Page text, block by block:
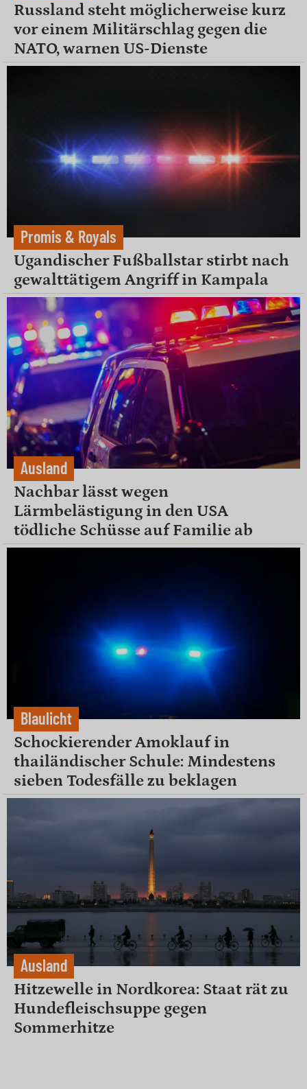
Russland steht möglicherweise kurz
vor einem Militärschlag gegen die
NATO, warnen US-Dienste
Promis & Royals
Ugandischer Fußballstar stirbt nach
gewalttätigem Angriff in Kampala
Ausland
Nachbar lässt wegen
Lärmbelästigung in den USA
tödliche Schüsse auf Familie ab
Blaulicht
Schockierender Amoklauf in
thailändischer Schule: Mindestens
sieben Todesfälle zu beklagen
Ausland
Hitzewelle in Nordkorea: Staat rät zu
Hundefleischsuppe gegen
Sommerhitze